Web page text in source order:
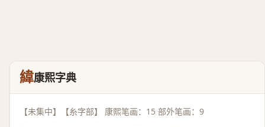
緯康熙字典
【未集中】【糸字部】 康熙笔画：15 部外笔画：9